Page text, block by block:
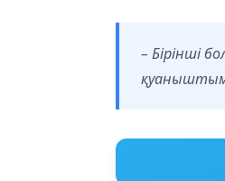
– Бірінші